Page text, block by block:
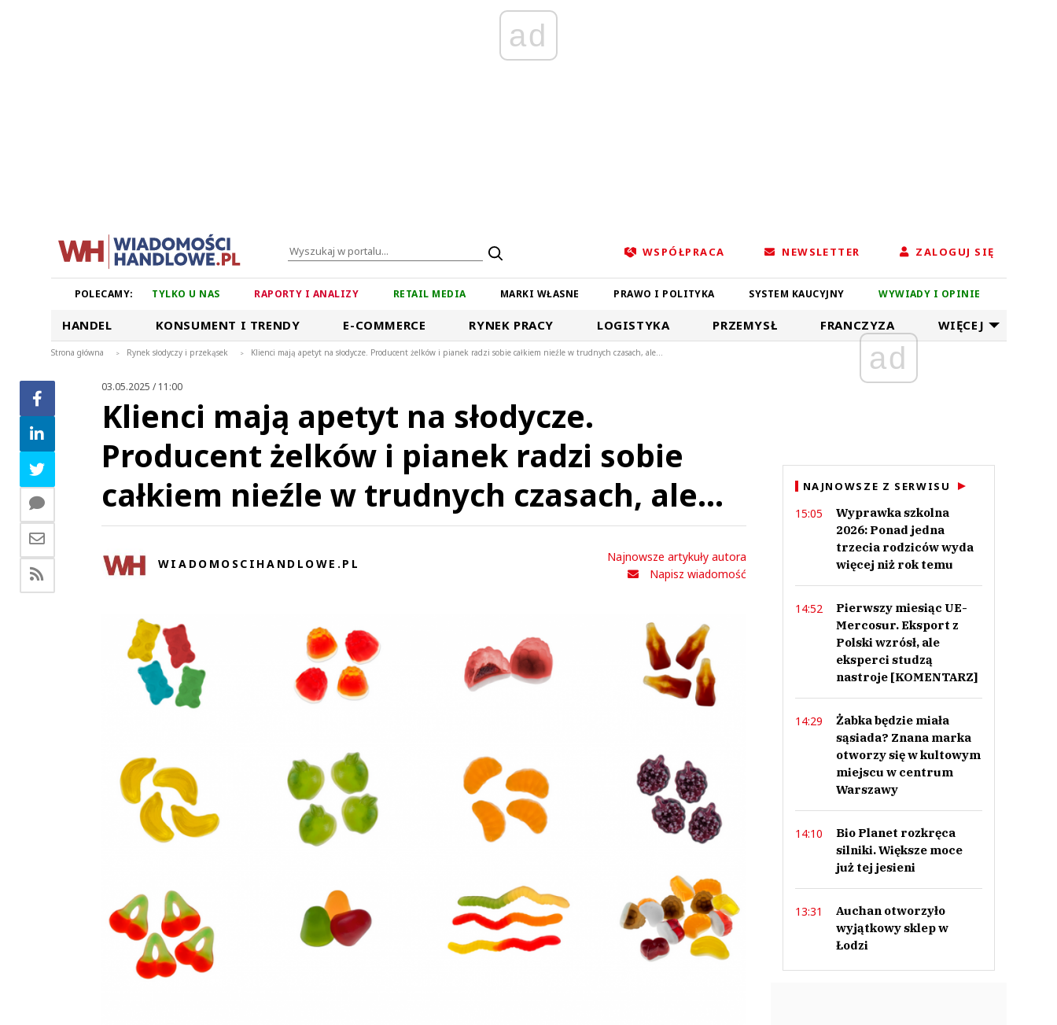
ad
WSPÓŁPRACA NEWSLETTER ZALOGUJ SIĘ
POLECAMY: TYLKO U NAS RAPORTY I ANALIZY RETAIL MEDIA MARKI WŁASNE PRAWO I POLITYKA SYSTEM KAUCYJNY WYWIADY I OPINIE
HANDEL KONSUMENT I TRENDY E-COMMERCE RYNEK PRACY LOGISTYKA PRZEMYSŁ FRANCZYZA WIĘCEJ
Strona główna > Rynek słodyczy i przekąsek > Klienci mają apetyt na słodycze. Producent żelków i pianek radzi sobie całkiem nieźle w trudnych czasach, ale...
03.05.2025 / 11:00
Klienci mają apetyt na słodycze.
Producent żelków i pianek radzi sobie
całkiem nieźle w trudnych czasach, ale...
WIADOMOSCIHANDLOWE.PL
Najnowsze artykuły autora
Napisz wiadomość
ad
NAJNOWSZE Z SERWISU
15:05
Wyprawka szkolna
2026: Ponad jedna
trzecia rodziców wyda
więcej niż rok temu
14:52
Pierwszy miesiąc UE-
Mercosur. Eksport z
Polski wzrósł, ale
eksperci studzą
nastroje [KOMENTARZ]
14:29
Żabka będzie miała
sąsiada? Znana marka
otworzy się w kultowym
miejscu w centrum
Warszawy
14:10
Bio Planet rozkręca
silniki. Większe moce
już tej jesieni
13:31
Auchan otworzyło
wyjątkowy sklep w
Łodzi